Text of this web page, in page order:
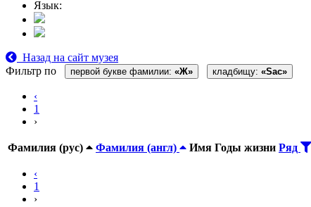
Язык:
Назад на сайт музея
Фильтр по
первой букве фамилии: «Ж» кладбищу: «Sac»
‹
1
›
Фамилия (рус) Фамилия (англ) Имя Годы жизни Ряд
‹
1
›